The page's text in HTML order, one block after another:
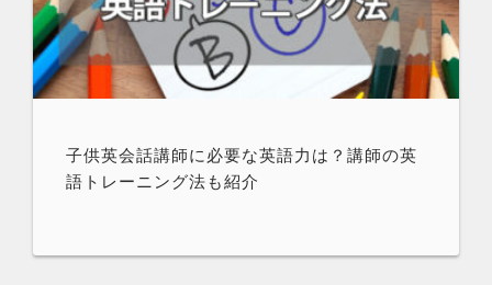
子供英会話講師に必要な英語力は？講師の英
語トレーニング法も紹介